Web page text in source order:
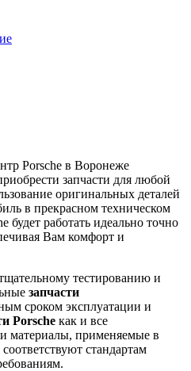
Porsche в Воронеже
запчасти для любой
оригинальных деталей
в прекрасном техническом
будет работать идеально точно
Вам комфорт и
тестированию и
запчасти
сроком эксплуатации и
Porsche как и все
материалы, применяемые в
стандартам